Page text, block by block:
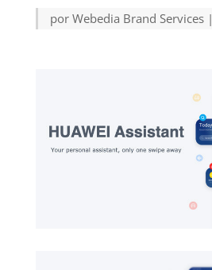
por Webedia Brand Services|